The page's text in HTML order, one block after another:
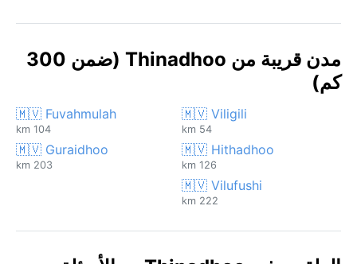
مدن قريبة من Thinadhoo (ضمن 300
كم)
🇲🇻 Viligili
54 km
🇲🇻 Fuvahmulah
104 km
🇲🇻 Hithadhoo
126 km
🇲🇻 Guraidhoo
203 km
🇲🇻 Vilufushi
222 km